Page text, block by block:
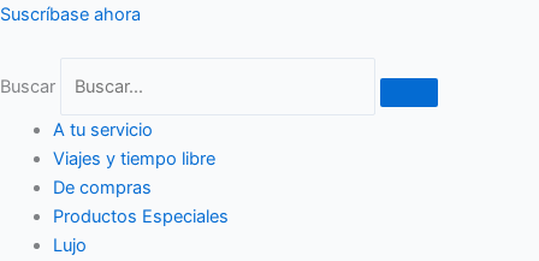
Ir
Suscríbase ahora
Buscar
A tu servicio
Viajes y tiempo libre
De compras
Productos Especiales
Lujo